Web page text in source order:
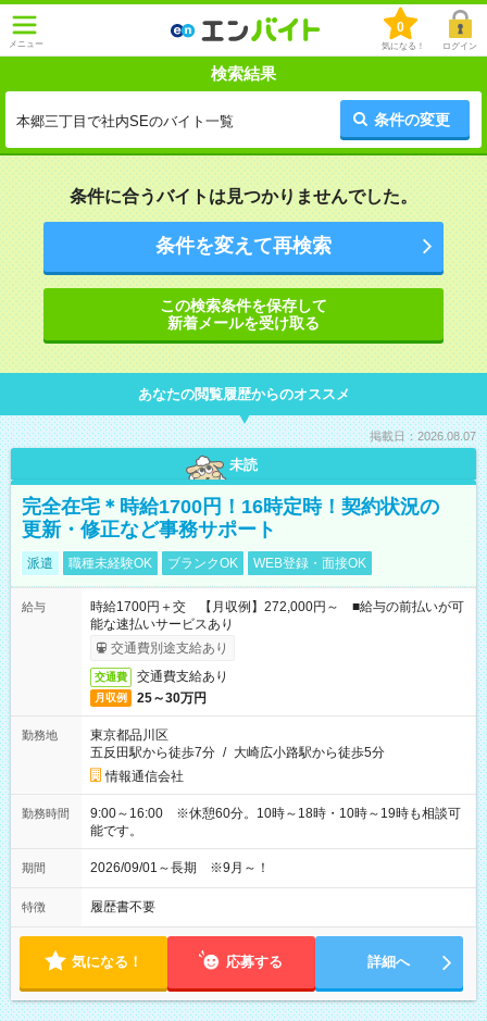
メニュー
0
気になる！ ログイン
検索結果
本郷三丁目で社内SEのバイト一覧 条件の変更
条件に合うバイトは見つかりませんでした。
条件を変えて再検索
この検索条件を保存して
新着メールを受け取る
あなたの閲覧履歴からのオススメ
掲載日：2026.08.07
未読
完全在宅＊時給1700円！16時定時！契約状況の
更新・修正など事務サポート
派遣 職種未経験OK ブランクOK WEB登録・面接OK
給与
時給1700円＋交 【月収例】272,000円～ ■給与の前払いが可
能な速払いサービスあり
交通費別途支給あり
交通費 交通費支給あり
月収例 25～30万円
勤務地
東京都品川区
五反田駅から徒歩7分 / 大崎広小路駅から徒歩5分
情報通信会社
勤務時間
9:00～16:00 ※休憩60分。10時～18時・10時～19時も相談可
能です。
期間 2026/09/01～長期 ※9月～！
特徴 履歴書不要
気になる！ 応募する 詳細へ